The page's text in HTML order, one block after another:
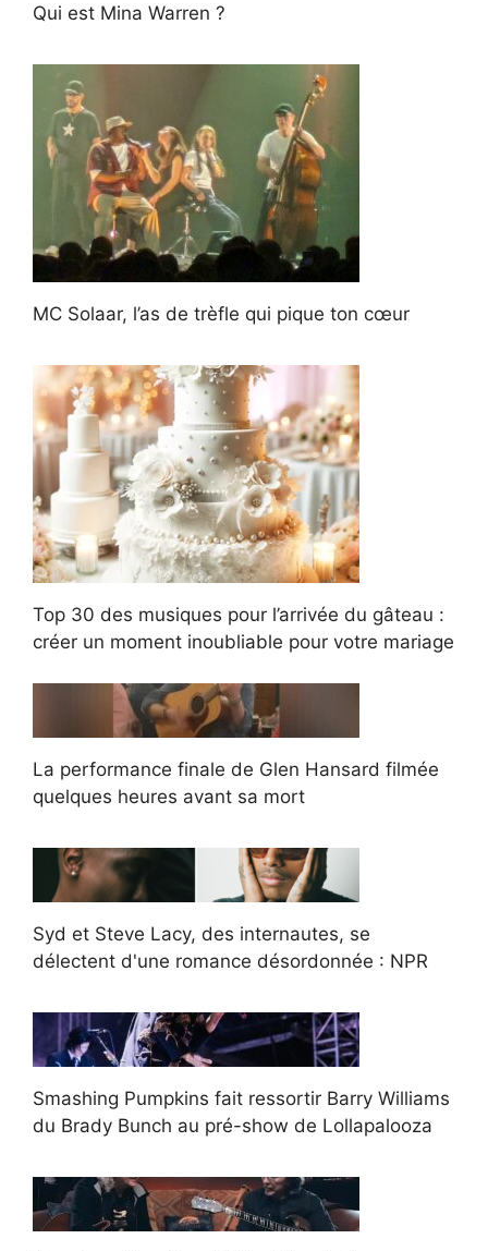
Qui est Mina Warren ?
MC Solaar, l’as de trèfle qui pique ton cœur
Top 30 des musiques pour l’arrivée du gâteau :
créer un moment inoubliable pour votre mariage
La performance finale de Glen Hansard filmée
quelques heures avant sa mort
Syd et Steve Lacy, des internautes, se
délectent d'une romance désordonnée : NPR
Smashing Pumpkins fait ressortir Barry Williams
du Brady Bunch au pré-show de Lollapalooza